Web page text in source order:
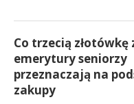
Co trzecią złotówkę
emerytury seniorzy
przeznaczają na
zakupy